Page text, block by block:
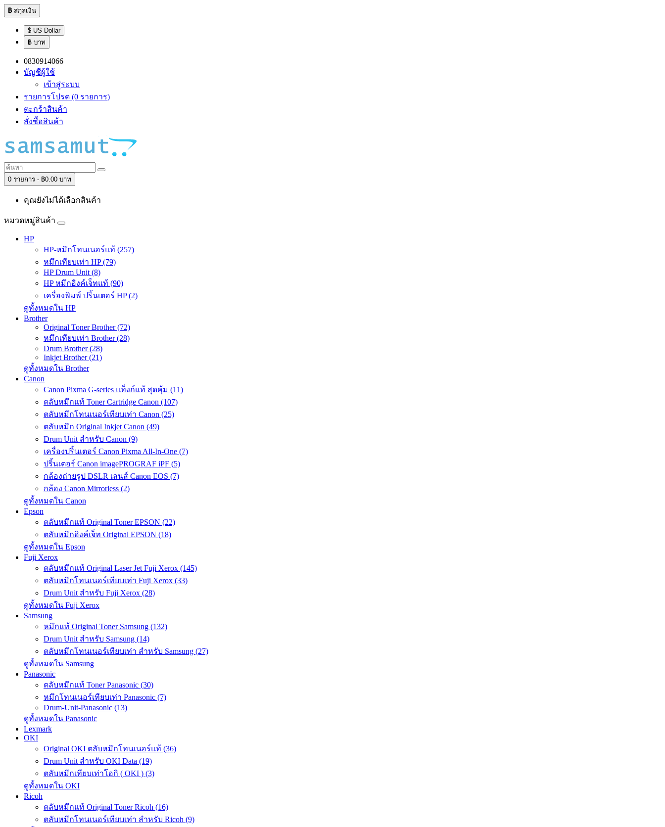
฿ สกุลเงิน
$ US Dollar
฿ บาท
0830914066
บัญชีผู้ใช้
เข้าสู่ระบบ
รายการโปรด (0 รายการ)
ตะกร้าสินค้า
สั่งซื้อสินค้า
0 รายการ - ฿0.00 บาท
คุณยังไม่ได้เลือกสินค้า
หมวดหมู่สินค้า
HP
HP-หมึกโทนเนอร์แท้ (257)
หมึกเทียบเท่า HP (79)
HP Drum Unit (8)
HP หมึกอิงค์เจ็ทแท้ (90)
เครื่องพิมพ์ ปริ้นเตอร์ HP (2)
ดูทั้งหมดใน HP
Brother
Original Toner Brother (72)
หมึกเทียบเท่า Brother (28)
Drum Brother (28)
Inkjet Brother (21)
ดูทั้งหมดใน Brother
Canon
Canon Pixma G-series แท็งก์แท้ สุดคุ้ม (11)
ตลับหมึกแท้ Toner Cartridge Canon (107)
ตลับหมึกโทนเนอร์เทียบเท่า Canon (25)
ตลับหมึก Original Inkjet Canon (49)
Drum Unit สำหรับ Canon (9)
เครื่องปริ้นเตอร์ Canon Pixma All-In-One (7)
ปริ้นเตอร์ Canon imagePROGRAF iPF (5)
กล้องถ่ายรูป DSLR เลนส์ Canon EOS (7)
กล้อง Canon Mirrorless (2)
ดูทั้งหมดใน Canon
Epson
ตลับหมึกแท้ Original Toner EPSON (22)
ตลับหมึกอิงค์เจ็ท Original EPSON (18)
ดูทั้งหมดใน Epson
Fuji Xerox
ตลับหมึกแท้ Original Laser Jet Fuji Xerox (145)
ตลับหมึกโทนเนอร์เทียบเท่า Fuji Xerox (33)
Drum Unit สำหรับ Fuji Xerox (28)
ดูทั้งหมดใน Fuji Xerox
Samsung
หมึกแท้ Original Toner Samsung (132)
Drum Unit สำหรับ Samsung (14)
ตลับหมึกโทนเนอร์เทียบเท่า สำหรับ Samsung (27)
ดูทั้งหมดใน Samsung
Panasonic
ตลับหมึกแท้ Toner Panasonic (30)
หมึกโทนเนอร์เทียบเท่า Panasonic (7)
Drum-Unit-Panasonic (13)
ดูทั้งหมดใน Panasonic
Lexmark
OKI
Original OKI ตลับหมึกโทนเนอร์แท้ (36)
Drum Unit สำหรับ OKI Data (19)
ตลับหมึกเทียบเท่าโอกิ ( OKI ) (3)
ดูทั้งหมดใน OKI
Ricoh
ตลับหมึกแท้ Original Toner Ricoh (16)
ตลับหมึกโทนเนอร์เทียบเท่า สำหรับ Ricoh (9)